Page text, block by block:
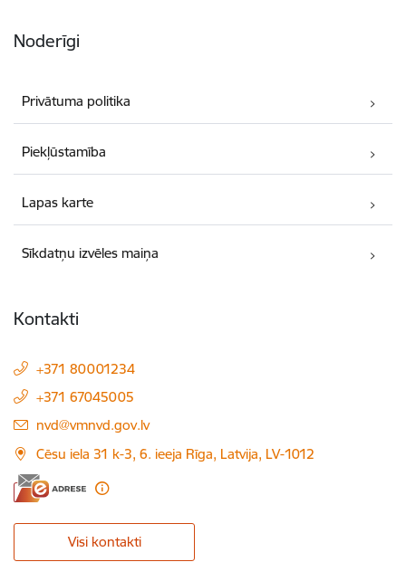
Noderīgi
Privātuma politika
Piekļūstamība
Lapas karte
Sīkdatņu izvēles maiņa
Kontakti
+371 80001234
+371 67045005
E-pasts:
nvd@vmnvd.gov.lv
Cēsu iela 31 k-3, 6. ieeja Rīga, Latvija, LV-1012
Visi kontakti